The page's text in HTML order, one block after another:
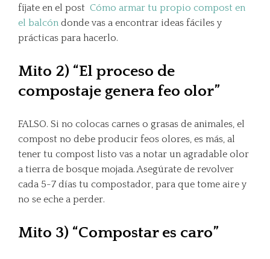
fíjate en el post Cómo armar tu propio compost en
el balcón donde vas a encontrar ideas fáciles y
prácticas para hacerlo.
Mito 2) “El proceso de
compostaje genera feo olor”
FALSO. Si no colocas carnes o grasas de animales, el
compost no debe producir feos olores, es más, al
tener tu compost listo vas a notar un agradable olor
a tierra de bosque mojada. Asegúrate de revolver
cada 5-7 días tu compostador, para que tome aire y
no se eche a perder.
Mito 3) “Compostar es caro”